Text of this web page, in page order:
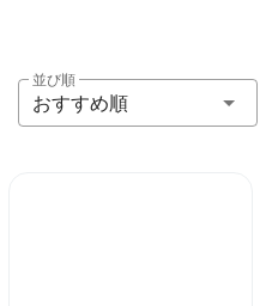
並び順
おすすめ順